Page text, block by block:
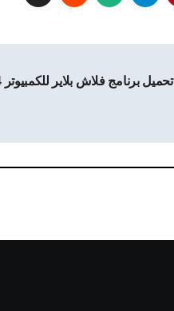
تحميل برنامج فلاش بلاير للكمبيوتر 64 بت مجاني أحدث إصدار 2026